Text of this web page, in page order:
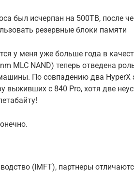
был исчерпан на 500TB, после
резервные блоки памяти
у меня уже больше года в
MLC NAND) теперь отведена
По совпадению два HyperX
выживших с 840 Pro, хотя две
(IMFT), партнеры